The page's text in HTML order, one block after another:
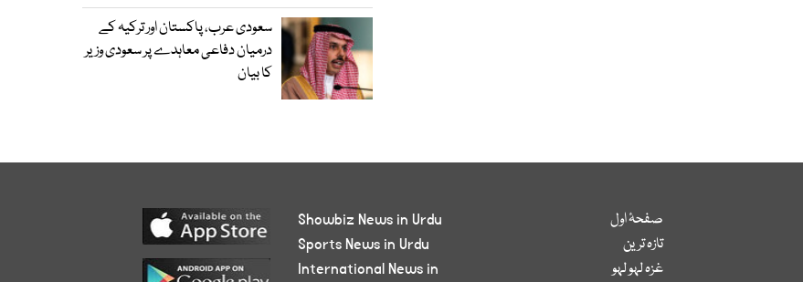
سعودی عرب، پاکستان اور ترکیہ کے
درمیان دفاعی معاہدے پر سعودی وزیر
کا بیان
صفحۂ اول
تازہ ترین
غزہ لہو لہو
Showbiz News in Urdu
Sports News in Urdu
International News in